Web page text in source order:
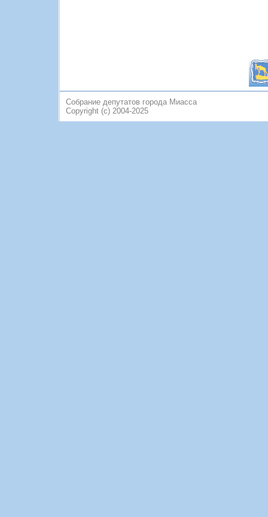
Собрание депутатов города Миасса
Copyright (c) 2004-2025